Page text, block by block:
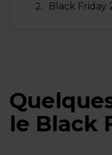
Black Friday
le Black